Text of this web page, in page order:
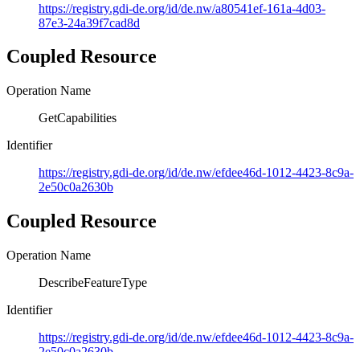
https://registry.gdi-de.org/id/de.nw/a80541ef-161a-4d03-
87e3-24a39f7cad8d
Coupled Resource
Operation Name
GetCapabilities
Identifier
https://registry.gdi-de.org/id/de.nw/efdee46d-1012-4423-8c9a-
2e50c0a2630b
Coupled Resource
Operation Name
DescribeFeatureType
Identifier
https://registry.gdi-de.org/id/de.nw/efdee46d-1012-4423-8c9a-